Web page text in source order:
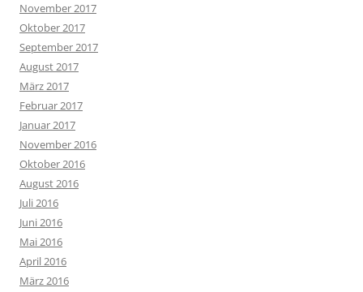
November 2017
Oktober 2017
September 2017
August 2017
März 2017
Februar 2017
Januar 2017
November 2016
Oktober 2016
August 2016
Juli 2016
Juni 2016
Mai 2016
April 2016
März 2016